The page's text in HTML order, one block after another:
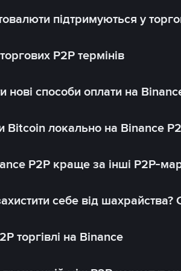
підтримуються у
P2P термінів
нові способи оплати на
Bitcoin локально на Binance
P2P краще за інші P2P-
себе від
торгівлі на Binance